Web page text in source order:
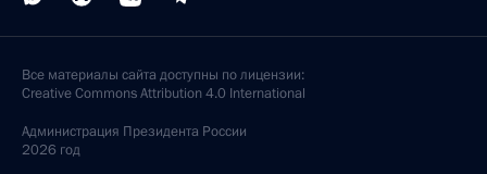
Все материалы сайта доступны по лицензии:
Creative Commons Attribution 4.0 International
Администрация Президента России
2026 год